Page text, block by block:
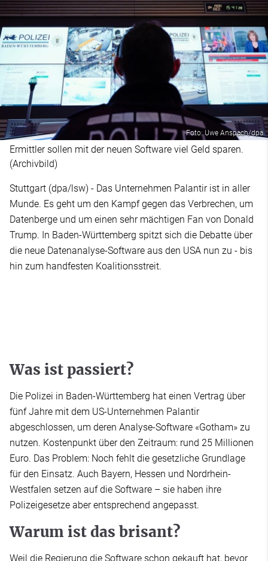
Foto: Uwe Anspach/dpa
Ermittler sollen mit der neuen Software viel Geld sparen.
(Archivbild)
Stuttgart (dpa/lsw) - Das Unternehmen Palantir ist in aller
Munde. Es geht um den Kampf gegen das Verbrechen, um
Datenberge und um einen sehr mächtigen Fan von Donald
Trump. In Baden-Württemberg spitzt sich die Debatte über
die neue Datenanalyse-Software aus den USA nun zu - bis
hin zum handfesten Koalitionsstreit.
Was ist passiert?
Die Polizei in Baden-Württemberg hat einen Vertrag über
fünf Jahre mit dem US-Unternehmen Palantir
abgeschlossen, um deren Analyse-Software «Gotham» zu
nutzen. Kostenpunkt über den Zeitraum: rund 25 Millionen
Euro. Das Problem: Noch fehlt die gesetzliche Grundlage
für den Einsatz. Auch Bayern, Hessen und Nordrhein-
Westfalen setzen auf die Software – sie haben ihre
Polizeigesetze aber entsprechend angepasst.
Warum ist das brisant?
Weil die Regierung die Software schon gekauft hat, bevor